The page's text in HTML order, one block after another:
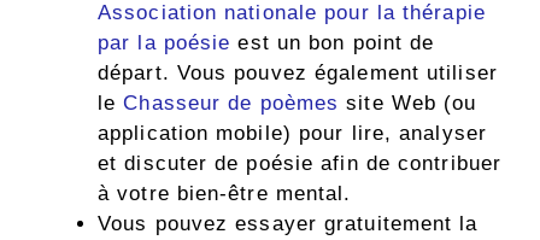
Association nationale pour la thérapie
par la poésie est un bon point de
départ. Vous pouvez également utiliser
leChasseur de poèmes site Web (ou
application mobile) pour lire, analyser
et discuter de poésie afin de contribuer
à votre bien-être mental.
Vous pouvez essayer gratuitement la